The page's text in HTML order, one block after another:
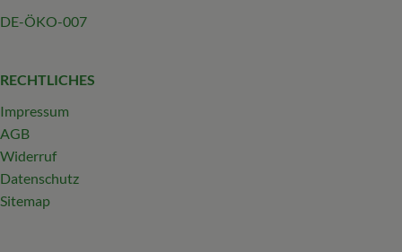
DE-ÖKO-007
RECHTLICHES
Impressum
AGB
Widerruf
Datenschutz
Sitemap